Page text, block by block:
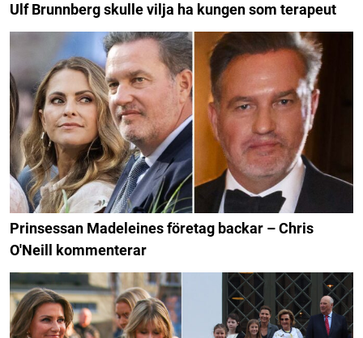
Ulf Brunnberg skulle vilja ha kungen som terapeut
Prinsessan Madeleines företag backar – Chris
O'Neill kommenterar